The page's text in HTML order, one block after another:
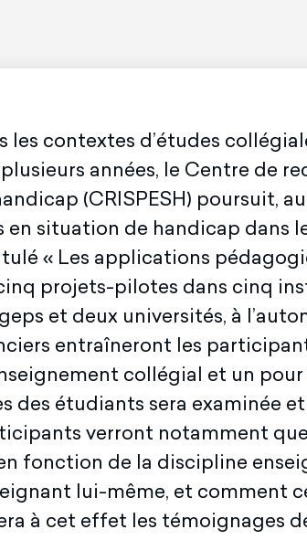
contextes d’études
années, le Centre de
(CRISPESH) poursuit,
situation de handicap dans
« Les applications
projets-pilotes dans cinq
et deux universités, à
entraîneront les
collégial et un pour
des étudiants sera examinée
verront notamment
fonction de la discipline
lui-même, et comment
à cet effet les témoignages